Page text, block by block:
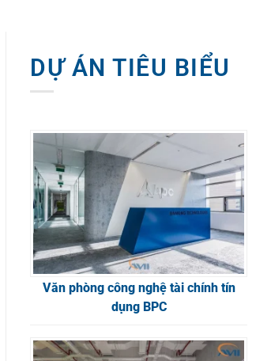
DỰ ÁN TIÊU BIỂU
Văn phòng công nghệ tài chính tín
dụng BPC